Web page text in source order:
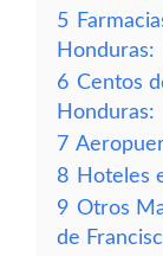
5
Honduras:
6 Centos
Honduras:
7
8 Hoteles
9 Otros
de